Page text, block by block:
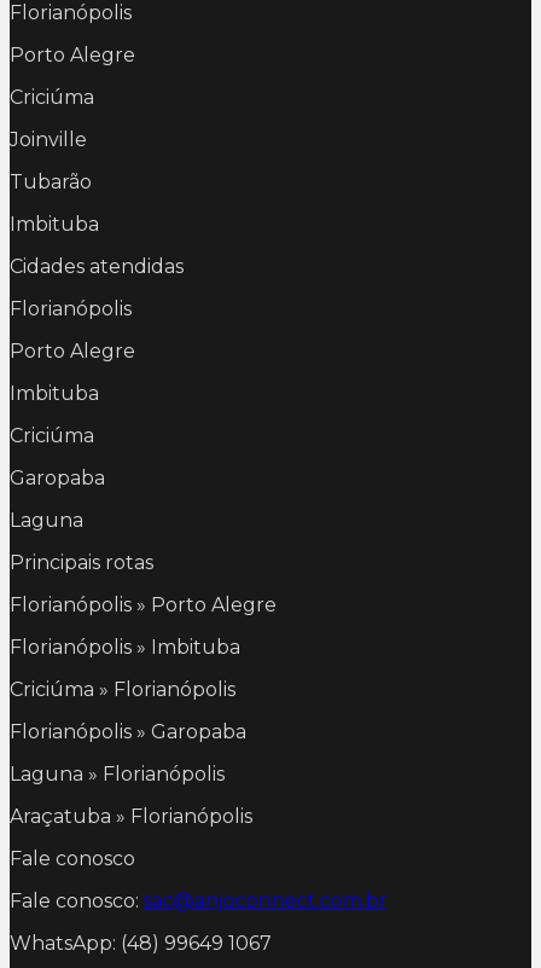
Florianópolis
Porto Alegre
Criciúma
Joinville
Tubarão
Imbituba
Cidades atendidas
Florianópolis
Porto Alegre
Imbituba
Criciúma
Garopaba
Laguna
Principais rotas
Florianópolis » Porto Alegre
Florianópolis » Imbituba
Criciúma » Florianópolis
Florianópolis » Garopaba
Laguna » Florianópolis
Araçatuba » Florianópolis
Fale conosco
Fale conosco: sac@anjoconnect.com.br
WhatsApp: (48) 99649 1067